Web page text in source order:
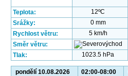
Teplota: 12ºC
Srážky:
0 mm
Rychlost větru:
5 km/h
Směr větru:
Tlak:
1023.5 hPa
pondělí 10.08.2026 02:00-08:00